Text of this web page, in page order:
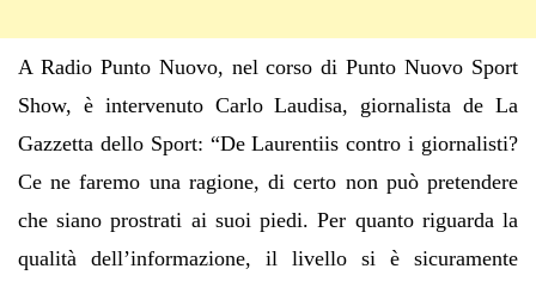
A Radio Punto Nuovo, nel corso di Punto Nuovo Sport
Show, è intervenuto Carlo Laudisa, giornalista de La
Gazzetta dello Sport: “De Laurentiis contro i giornalisti?
Ce ne faremo una ragione, di certo non può pretendere
che siano prostrati ai suoi piedi. Per quanto riguarda la
qualità dell’informazione, il livello si è sicuramente